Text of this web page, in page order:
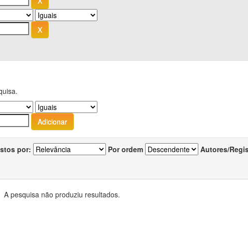
por: Por ordem Autores/
A pesquisa não produziu resultados.